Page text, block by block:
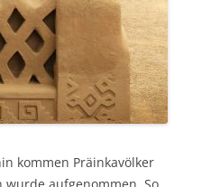
kommen Präinkavölker